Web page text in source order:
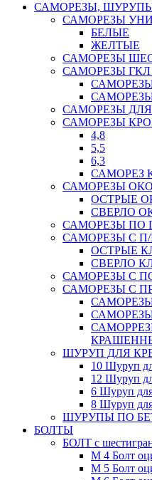
САМОРЕЗЫ,
САМОРЕЗЫ
БЕЛЫЕ
ЖЕЛТЫЕ
САМОРЕЗЫ
САМОРЕЗЫ
САМОРЕЗЫ
САМОРЕЗЫ
4,8
5,5
6,3
САМОРЕЗ
САМОРЕЗЫ
ОСТРЫЕ
СВЕРЛО
САМОРЕЗЫ ПО
САМОРЕЗЫ С
ОСТРЫЕ
СВЕРЛО
САМОРЕЗЫ С
САМОРЕЗЫ С
ШУРУП ДЛЯ
10 Шуруп
12 Шуруп
6 Шуруп
8 Шуруп
ШУРУПЫ ПО
БОЛТЫ
БОЛТ с
М 4 Болт
М 5 Болт